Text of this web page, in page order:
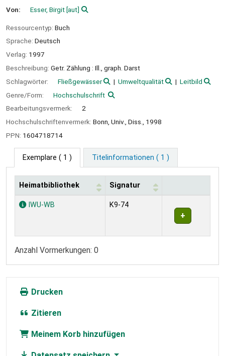
Von: Esser, Birgit[aut]
Ressourcentyp: Buch
Sprache: Deutsch
Verlag: 1997
Beschreibung: Getr. Zählung : Ill., graph. Darst
Schlagwörter:
Fließgewässer Umweltqualität
Leitbild
Genre/Form:
Hochschulschrift
Bearbeitungsvermerk:
2
Hochschulschriftenvermerk: Bonn, Univ., Diss., 1998
PPN: 1604718714
Exemplare ( 1 ) Titelinformationen ( 1 )
Exemplare
Heimatbibliothek Signatur
IWU-WB K9-74
Anzahl Vormerkungen: 0
Drucken
Zitieren
Meinem Korb hinzufügen